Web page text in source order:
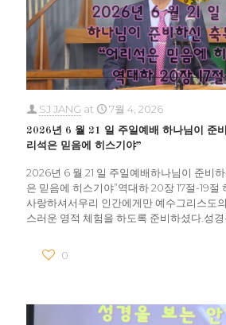
SJ JANG at 7월 4, 2026
2026년 6 월 21 일 주일예배 하나님이 준
리석은 믿음에 히스기야”
2026년 6 월 21 일 주일예배하나님이 준비
은 믿음에 히스기야”역대하 20장 17절-19절
사랑하셔서우리 인간에게만 예수그리스도
스러운 영적 체험을 하도록 준비하셨다.성
0